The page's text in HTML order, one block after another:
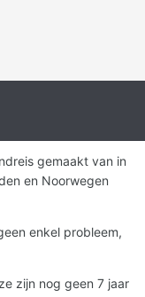
gemaakt van in
en Noorwegen
enkel probleem,
zijn nog geen 7 jaar